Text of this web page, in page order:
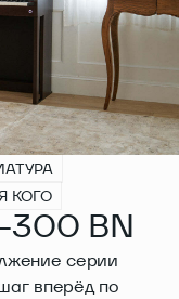
КОГО
300 BN
серии
вперёд по